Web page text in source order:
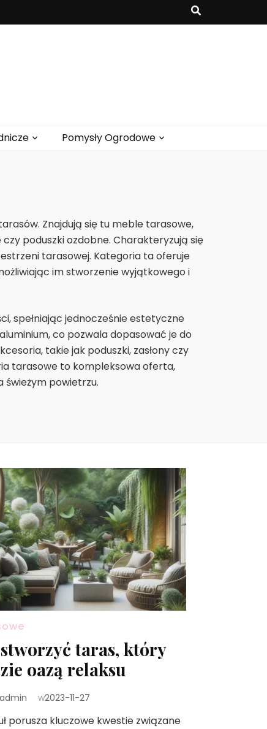
Pomysły Ogrodowe
Znajdują się tu meble tarasowe,
poduszki ozdobne. Charakteryzują się
tarasowej. Kategoria ta oferuje
im stworzenie wyjątkowego i
spełniając jednocześnie estetyczne
co pozwala dopasować je do
takie jak poduszki, zasłony czy
tarasowe to kompleksowa oferta,
powietrzu.
stworzyć taras, który
oazą relaksu
admin w2023-11-27
porusza kluczowe kwestie związane